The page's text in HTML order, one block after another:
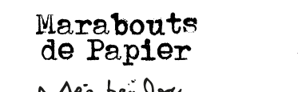
Marabouts
de Papier